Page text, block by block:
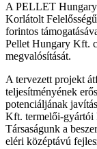
A PELLET Hungary
Korlátolt
forintos
Pellet Hungary Kft.
megvalósítását.
A tervezett projekt
teljesítményének
potenciáljának
Kft. termelői-gyártói
Társaságunk a
eléri középtávú